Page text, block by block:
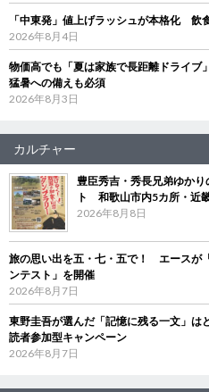
「中東発」値上げラッシュが本格化 飲
2026年8月4日
物価高でも「夏は家族で長距離ドライ
猛暑への備えも必須
2026年8月3日
カルチャー
豊臣秀吉・秀長兄弟ゆか
ト 和歌山市内5カ所・近
2026年8月8日
旅の思い出を五・七・五で！ エースが
ンテスト」を開催
2026年8月7日
東野圭吾が選んだ「記憶に残る一文」
読者参加型キャンペーン
2026年8月7日